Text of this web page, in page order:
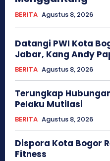
BERITA Agustus 8, 2026
Datangi PWI Kota
Jabar, Kang Andy
BERITA Agustus 8, 2026
Terungkap
Pelaku Mutilasi
BERITA Agustus 8, 2026
Dispora Kota Bogor
Fitness